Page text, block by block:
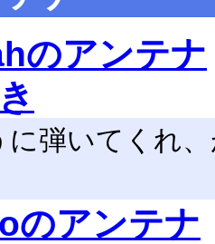
のアンテナ
に弾いてくれ
のアンテナ